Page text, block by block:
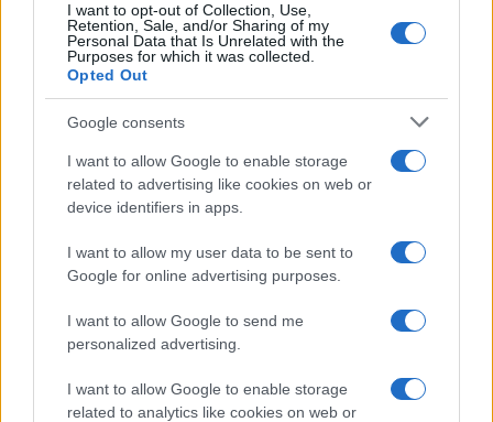
I want to opt-out of Collection, Use,
Retention, Sale, and/or Sharing of my
Personal Data that Is Unrelated with the
Purposes for which it was collected.
Opted Out
Google consents
I want to allow Google to enable storage
related to advertising like cookies on web or
device identifiers in apps.
I want to allow my user data to be sent to
Google for online advertising purposes.
I want to allow Google to send me
personalized advertising.
I want to allow Google to enable storage
related to analytics like cookies on web or
(VIDEO) Skupina iTAK
predstavlja poletno uspešnico
Jutro, ki ga Koroška ne bo nikoli
pozabila: Tri leta od uničujoče
Več iz kategorije Novice
Plohe in nevihte bodo do
večera zajele večji del države
V Črni na Koroškem se začenja
jubilejni 70. Koroški turistični